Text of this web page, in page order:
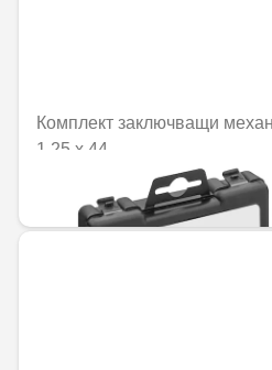
Комплект заключващи
1,25 x 44
110,12 € / 215,38 лв.